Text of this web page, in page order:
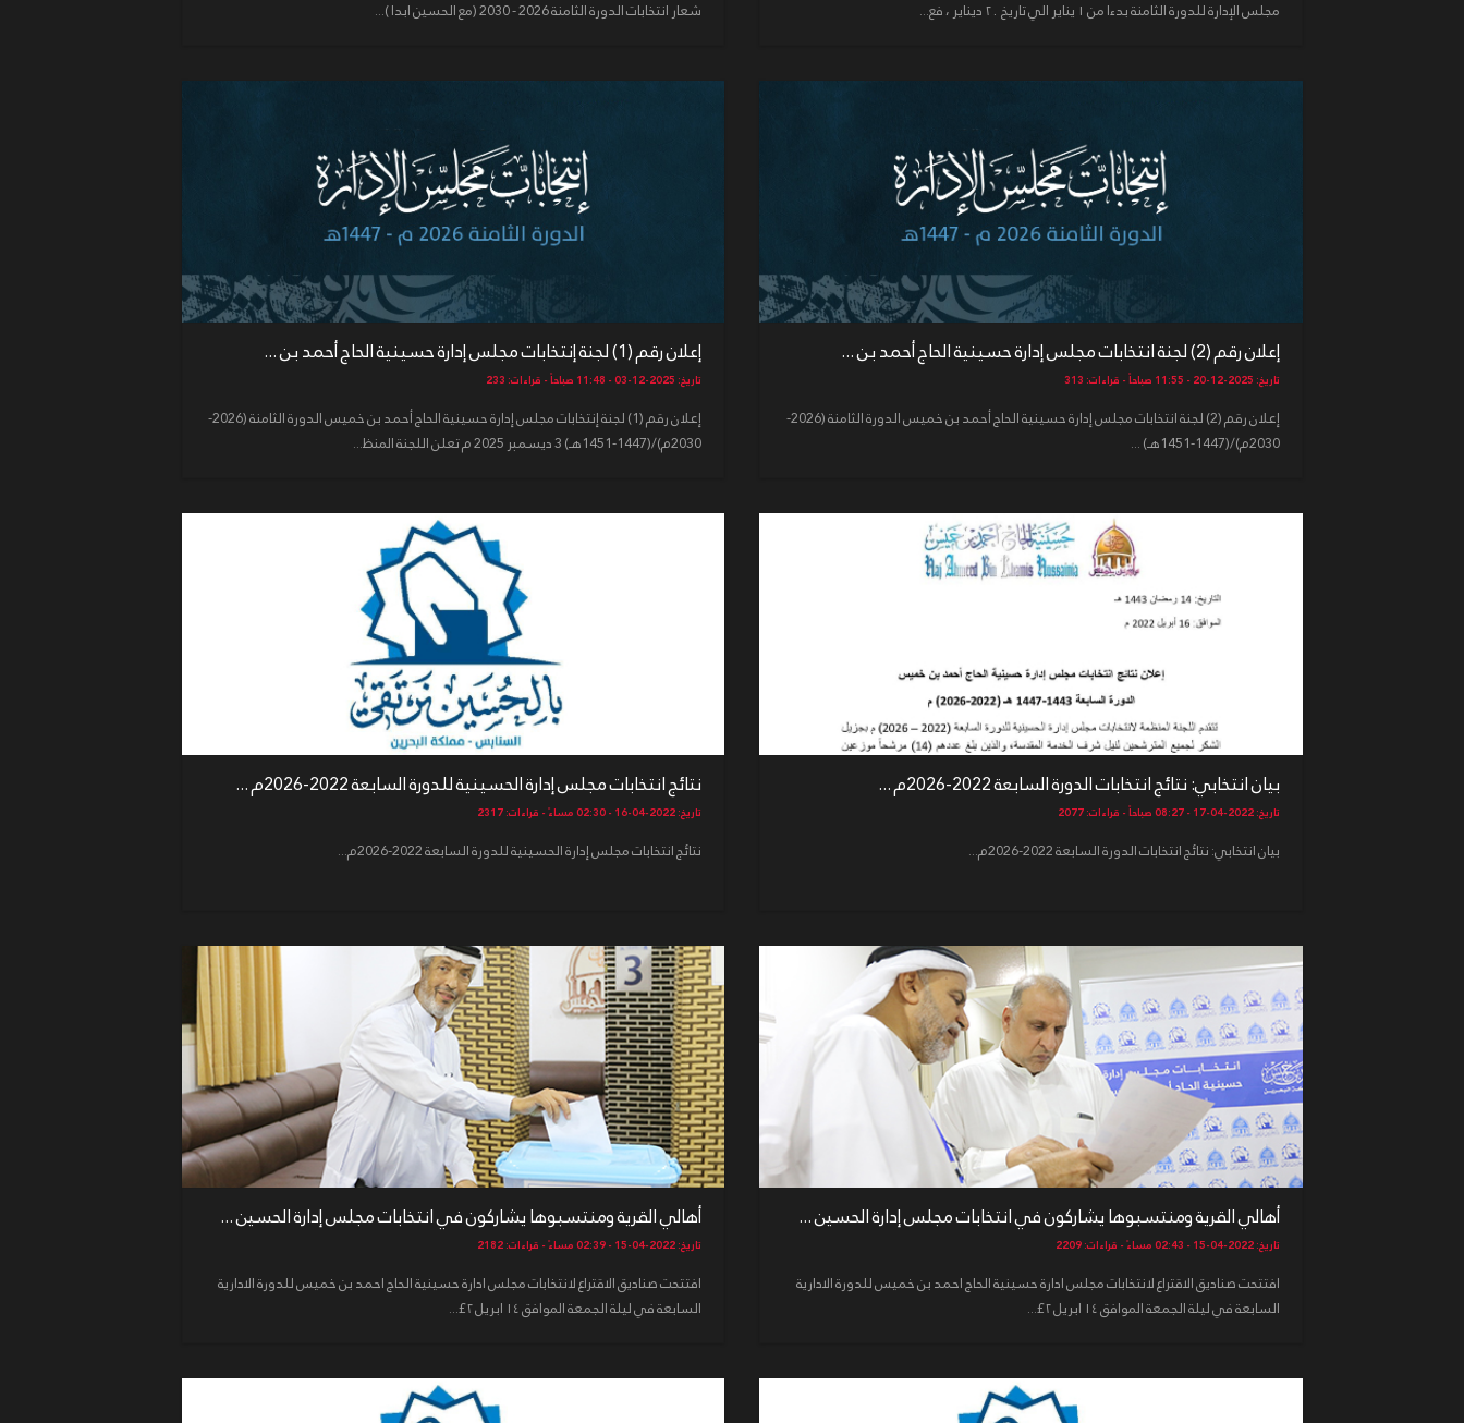
مجلس الإدارة للدورة الثامنة بدءا من ١ يناير الي تاريخ ٢٠ ديناير ، فع...
شعار انتخابات الدورة الثامنة 2026 - 2030 (مع الحسين ابدا )...
إعلان رقم (2) لجنة انتخابات مجلس إدارة حسينية الحاج أحمد بن ...
تاريخ: 2025-12-20 - 11:55 صباحاً - قراءات: 313
إعلان رقم (2) لجنة انتخابات مجلس إدارة حسينية الحاج أحمد بن خميس الدورة الثامنة (2026-
2030م)/(1447-1451هـ) ...
إعلان رقم (1) لجنة إنتخابات مجلس إدارة حسينية الحاج أحمد بن ...
تاريخ: 2025-12-03 - 11:48 صباحاً - قراءات: 233
إعلان رقم (1) لجنة إنتخابات مجلس إدارة حسينية الحاج أحمد بن خميس الدورة الثامنة (2026-
2030م)/(1447-1451هـ) 3 ديسمبر 2025 م تعلن اللجنة المنظ...
بيان انتخابي: نتائج انتخابات الدورة السابعة 2022-2026م ...
تاريخ: 2022-04-17 - 08:27 صباحاً - قراءات: 2077
بيان انتخابي: نتائج انتخابات الدورة السابعة 2022-2026م...
نتائج انتخابات مجلس إدارة الحسينية للدورة السابعة 2022-2026م ...
تاريخ: 2022-04-16 - 02:30 مساءً - قراءات: 2317
نتائج انتخابات مجلس إدارة الحسينية للدورة السابعة 2022-2026م...
أهالي القرية ومنتسبوها يشاركون في انتخابات مجلس إدارة الحسين ...
تاريخ: 2022-04-15 - 02:43 مساءً - قراءات: 2209
افتتحت صناديق الاقتراع لانتخابات مجلس ادارة حسينية الحاج احمد بن خميس للدورة الادارية
السابعة في ليلة الجمعة الموافق ١٤ ابريل ٢£...
أهالي القرية ومنتسبوها يشاركون في انتخابات مجلس إدارة الحسين ...
تاريخ: 2022-04-15 - 02:39 مساءً - قراءات: 2182
افتتحت صناديق الاقتراع لانتخابات مجلس ادارة حسينية الحاج احمد بن خميس للدورة الادارية
السابعة في ليلة الجمعة الموافق ١٤ ابريل ٢£...